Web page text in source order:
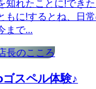
知れたことに!でき
もに!するとね、日
まで...
長のこころ
スペル体験♪